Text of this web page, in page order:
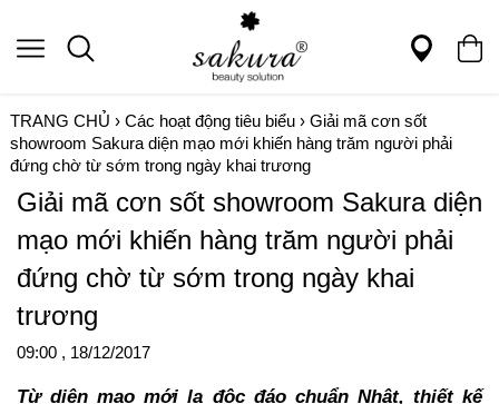
TRANG CHỦ › Các hoạt động tiêu biểu › Giải mã cơn sốt
showroom Sakura diện mạo mới khiến hàng trăm người phải
đứng chờ từ sớm trong ngày khai trương
Giải mã cơn sốt showroom Sakura diện
mạo mới khiến hàng trăm người phải
đứng chờ từ sớm trong ngày khai
trương
09:00 , 18/12/2017
Từ diện mạo mới lạ độc đáo chuẩn Nhật, thiết kế